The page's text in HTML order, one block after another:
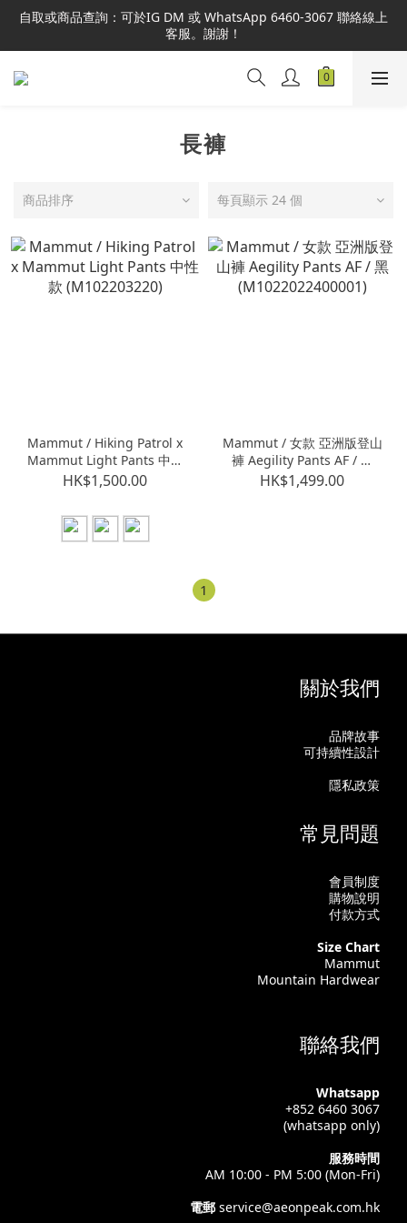
本網站為港澳地區指定總代理官方直營，全店商品均為正品正貨，
並享售後服務，敬請安心選購。
自取或商品查詢：可於IG DM 或 WhatsApp 6460-3067 聯絡線上
客服。謝謝！
本網站為港澳地區指定總代理官方直營，全店商品均為正品正貨，
並享售後服務，敬請安心選購。
長褲
商品排序 每頁顯示 24 個
Mammut / Hiking Patrol x
Mammut Light Pants 中性
款 (M102203220)
HK$1,500.00
Mammut / 女款 亞洲版登山
褲 Aegility Pants AF / 黑
(M1022022400001)
HK$1,499.00
1
關於我們
品牌故事
可持續性設計
隱私政策
常見問題
會員制度
購物說明
付款方式
Size Chart
Mammut
Mountain Hardwear
聯絡我們
Whatsapp
+852 6460 3067
(whatsapp only)
服務時間
AM 10:00 - PM 5:00 (Mon-Fri)
電郵 service@aeonpeak.com.hk